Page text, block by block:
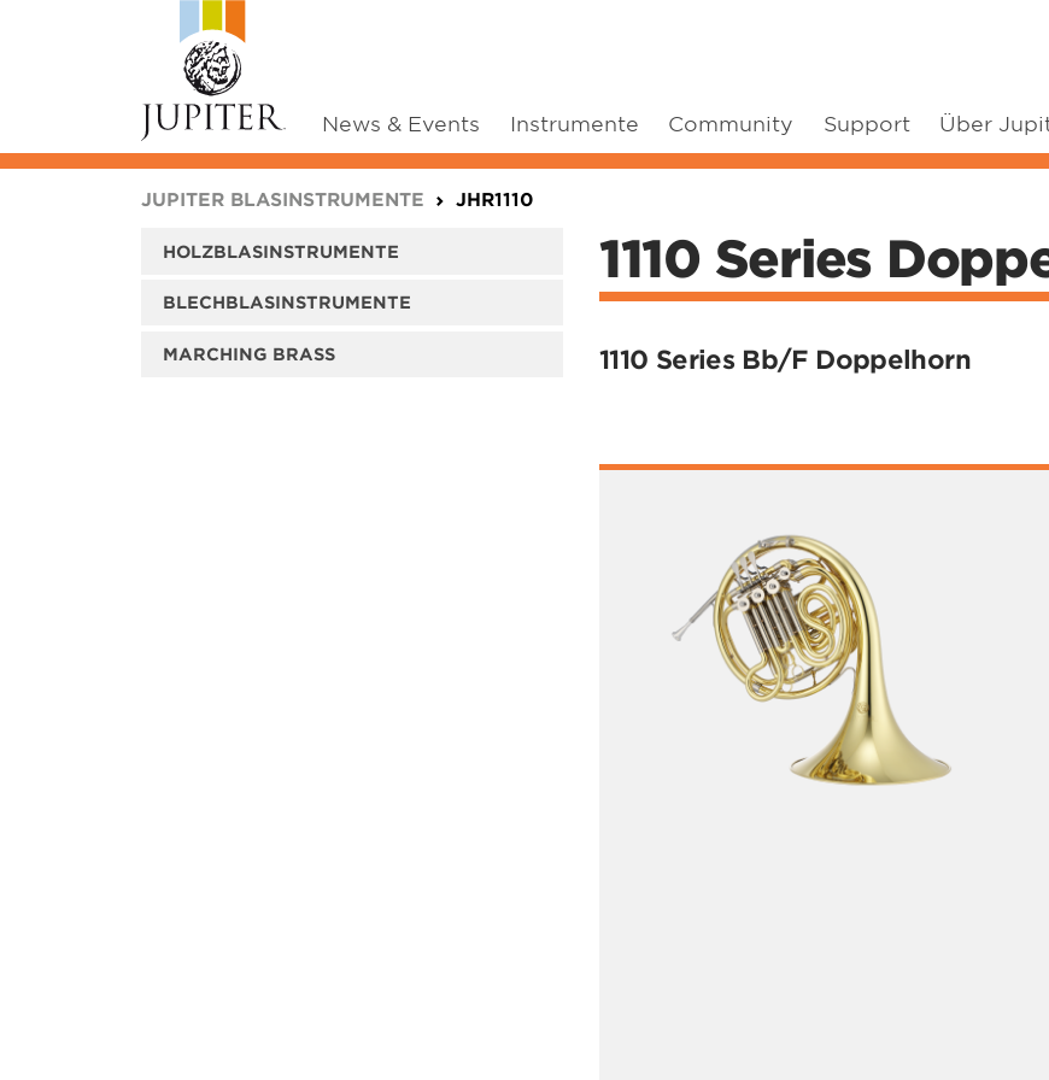
News & Events Instrumente Community Support Über
JUPITER BLASINSTRUMENTE JHR1110
HOLZBLASINSTRUMENTE
BLECHBLASINSTRUMENTE
MARCHING BRASS
1110 Series
1110 Series Bb/F Doppelhorn